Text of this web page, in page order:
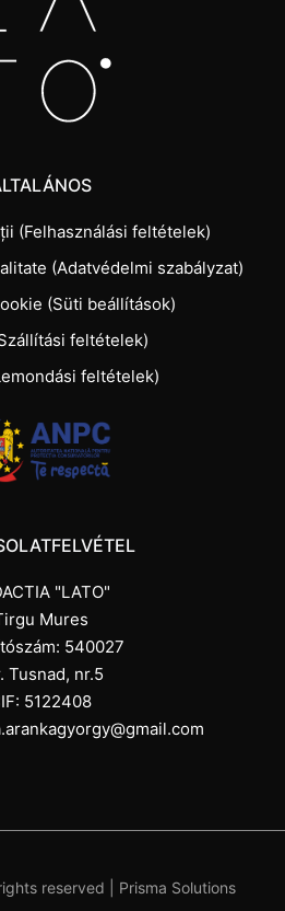
(Felhasználási feltételek)
(Adatvédelmi szabályzat)
(Süti beállítások)
feltételek)
feltételek)
"LATO"
Mures
540027
Tusnad, nr.5
5122408
reserved | Prisma Solutions